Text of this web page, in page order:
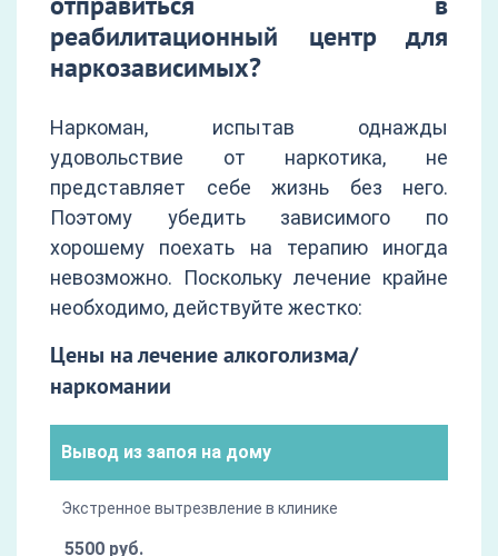
реабилитационный центр для
наркозависимых?
Наркоман, испытав однажды
удовольствие от наркотика, не
представляет себе жизнь без него.
Поэтому убедить зависимого по
хорошему поехать на терапию иногда
невозможно. Поскольку лечение крайне
необходимо, действуйте жестко:
Цены на лечение алкоголизма/
наркомании
Вывод из запоя на дому
Экстренное вытрезвление в клинике
5500 руб.